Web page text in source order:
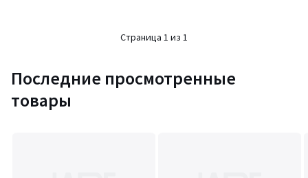
Страница 1 из 1
Последние просмотренные
товары